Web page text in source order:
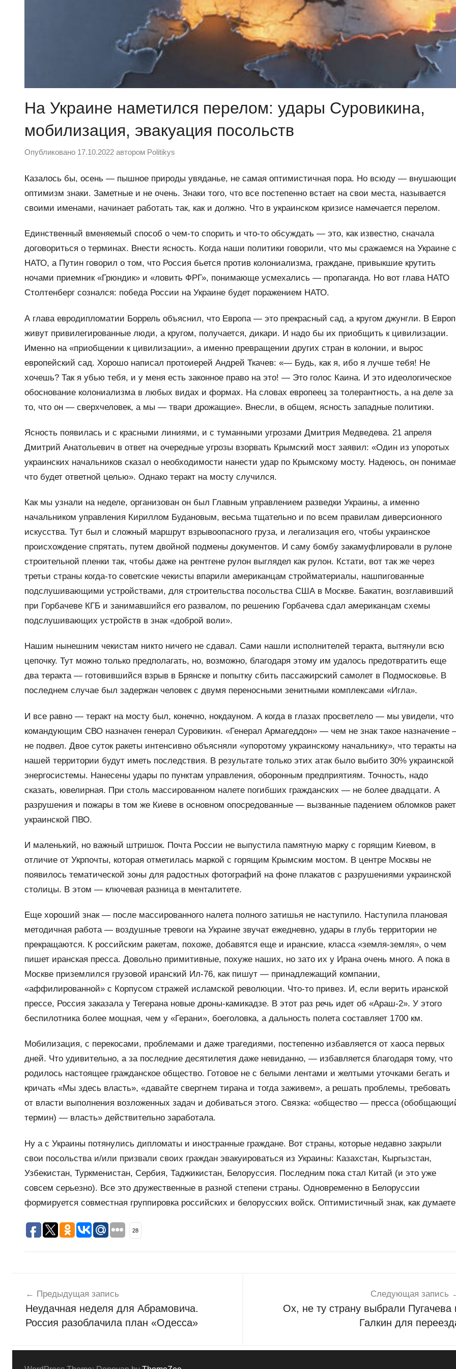
На Украине наметился перелом: удары Суровикина,
мобилизация, эвакуация посольств
Опубликовано 17.10.2022 автором Politikys
Казалось бы, осень — пышное природы увяданье, не самая оптимистичная пора. Но всюду —
оптимизм знаки. Заметные и не очень. Знаки того, что все постепенно встает на свои места, называется
своими именами, начинает работать так, как и должно. Что в украинском кризисе намечается перелом.
Единственный вменяемый способ о чем-то спорить и что-то обсуждать — это, как известно, сначала
договориться о терминах. Внести ясность. Когда наши политики говорили, что мы сражаемся на Украине с
НАТО, а Путин говорил о том, что Россия бьется против колониализма, граждане, привыкшие крутить
ночами приемник «Грюндик» и «ловить ФРГ», понимающе усмехались — пропаганда. Но вот глава НАТО
Столтенберг сознался: победа России на Украине будет поражением НАТО.
А глава евродипломатии Боррель объяснил, что Европа — это прекрасный сад, а кругом джунгли. В
живут привилегированные люди, а кругом, получается, дикари. И надо бы их приобщить к цивилизации.
Именно на «приобщении к цивилизации», а именно превращении других стран в колонии, и вырос
европейский сад. Хорошо написал протоиерей Андрей Ткачев: «— Будь, как я, ибо я лучше тебя! Не
хочешь? Так я убью тебя, и у меня есть законное право на это! — Это голос Каина. И это идеологическое
обоснование колониализма в любых видах и формах. На словах европеец за толерантность, а на деле за
то, что он — сверхчеловек, а мы — твари дрожащие». Внесли, в общем, ясность западные политики.
Ясность появилась и с красными линиями, и с туманными угрозами Дмитрия Медведева. 21 апреля
Дмитрий Анатольевич в ответ на очередные угрозы взорвать Крымский мост заявил: «Один из упоротых
украинских начальников сказал о необходимости нанести удар по Крымскому мосту. Надеюсь, он
что будет ответной целью». Однако теракт на мосту случился.
Как мы узнали на неделе, организован он был Главным управлением разведки Украины, а именно
начальником управления Кириллом Будановым, весьма тщательно и по всем правилам диверсионного
искусства. Тут был и сложный маршрут взрывоопасного груза, и легализация его, чтобы украинское
происхождение спрятать, путем двойной подмены документов. И саму бомбу закамуфлировали в рулоне
строительной пленки так, чтобы даже на рентгене рулон выглядел как рулон. Кстати, вот так же через
третьи страны когда-то советские чекисты впарили американцам стройматериалы, нашпигованные
подслушивающими устройствами, для строительства посольства США в Москве. Бакатин, возглавивший
при Горбачеве КГБ и занимавшийся его развалом, по решению Горбачева сдал американцам схемы
подслушивающих устройств в знак «доброй воли».
Нашим нынешним чекистам никто ничего не сдавал. Сами нашли исполнителей теракта, вытянули всю
цепочку. Тут можно только предполагать, но, возможно, благодаря этому им удалось предотвратить еще
два теракта — готовившийся взрыв в Брянске и попытку сбить пассажирский самолет в Подмосковье. В
последнем случае был задержан человек с двумя переносными зенитными комплексами «Игла».
И все равно — теракт на мосту был, конечно, нокдауном. А когда в глазах просветлело — мы увидели, что
командующим СВО назначен генерал Суровикин. «Генерал Армагеддон» — чем не знак такое назначение
не подвел. Двое суток ракеты интенсивно объясняли «упоротому украинскому начальнику», что теракты на
нашей территории будут иметь последствия. В результате только этих атак было выбито 30% украинской
энергосистемы. Нанесены удары по пунктам управления, оборонным предприятиям. Точность, надо
сказать, ювелирная. При столь массированном налете погибших гражданских — не более двадцати. А
разрушения и пожары в том же Киеве в основном опосредованные — вызванные падением обломков ракет
украинской ПВО.
И маленький, но важный штришок. Почта России не выпустила памятную марку с горящим Киевом, в
отличие от Укрпочты, которая отметилась маркой с горящим Крымским мостом. В центре Москвы не
появилось тематической зоны для радостных фотографий на фоне плакатов с разрушениями украинской
столицы. В этом — ключевая разница в менталитете.
Еще хороший знак — после массированного налета полного затишья не наступило. Наступила плановая
методичная работа — воздушные тревоги на Украине звучат ежедневно, удары в глубь территории не
прекращаются. К российским ракетам, похоже, добавятся еще и иранские, класса «земля-земля», о чем
пишет иранская пресса. Довольно примитивные, похуже наших, но зато их у Ирана очень много. А пока в
Москве приземлился грузовой иранский Ил-76, как пишут — принадлежащий компании,
«аффилированной» с Корпусом стражей исламской революции. Что-то привез. И, если верить иранской
прессе, Россия заказала у Тегерана новые дроны-камикадзе. В этот раз речь идет об «Араш-2». У этого
беспилотника более мощная, чем у «Герани», боеголовка, а дальность полета составляет 1700 км.
Мобилизация, с перекосами, проблемами и даже трагедиями, постепенно избавляется от хаоса первых
дней. Что удивительно, а за последние десятилетия даже невиданно, — избавляется благодаря тому, что
родилось настоящее гражданское общество. Готовое не с белыми лентами и желтыми уточками бегать и
кричать «Мы здесь власть», «давайте свергнем тирана и тогда заживем», а решать проблемы, требовать
от власти выполнения возложенных задач и добиваться этого. Связка: «общество — пресса
термин) — власть» действительно заработала.
Ну а с Украины потянулись дипломаты и иностранные граждане. Вот страны, которые недавно закрыли
свои посольства и/или призвали своих граждан эвакуироваться из Украины: Казахстан, Кыргызстан,
Узбекистан, Туркменистан, Сербия, Таджикистан, Белоруссия. Последним пока стал Китай (и это уже
совсем серьезно). Все это дружественные в разной степени страны. Одновременно в Белоруссии
формируется совместная группировка российских и белорусских войск. Оптимистичный знак, как
28
о
в
о
по
записям
Предыдущая запись
Неудачная неделя для Абрамовича.
Россия разоблачила план «Одесса»
Следующая запись
Ох, не ту страну выбрали Пугачева
Галкин для